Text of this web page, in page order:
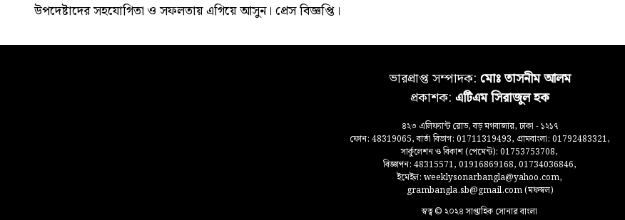
উপদেষ্টাদের সহযোগিতা ও সফলতায় এগিয়ে আসুন। প্রেস বিজ্ঞপ্তি।
ভারপ্রাপ্ত সম্পাদক: মোঃ তাসনীম আলম
প্রকাশক: এটিএম সিরাজুল হক
৪২৩ এলিফ্যান্ট রোড, বড় মগবাজার, ঢাকা - ১২১৭
ফোন: 48319065, বার্তা বিভাগ: 01711319493, গ্রামবাংলা: 01792483321,
সার্কুলেশন ও বিকাশ (পেমেন্ট): 01753753708,
বিজ্ঞাপন: 48315571, 01916869168, 01734036846,
ইমেইল: weeklysonarbangla@yahoo.com,
grambangla.sb@gmail.com (মফস্বল)
স্বত্ব © ২০২৪ সাপ্তাহিক সোনার বাংলা